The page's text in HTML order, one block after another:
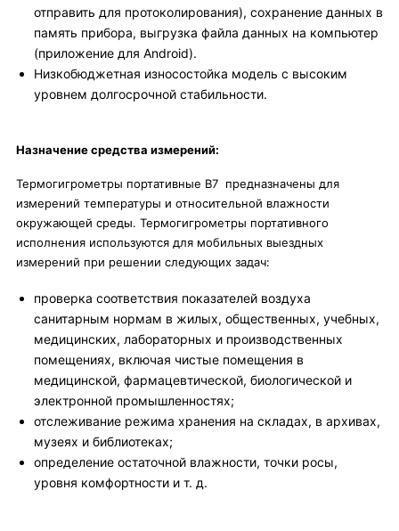
отправить для протоколирования), сохранение данных в
память прибора, выгрузка файла данных на компьютер
(приложение для Android).
Низкобюджетная износостойка модель с высоким
уровнем долгосрочной стабильности.
Назначение средства измерений:
Термогигрометры портативные В7 предназначены для
измерений температуры и относительной влажности
окружающей среды. Термогигрометры портативного
исполнения используются для мобильных выездных
измерений при решении следующих задач:
проверка соответствия показателей воздуха
санитарным нормам в жилых, общественных, учебных,
медицинских, лабораторных и производственных
помещениях, включая чистые помещения в
медицинской, фармацевтической, биологической и
электронной промышленностях;
отслеживание режима хранения на складах, в архивах,
музеях и библиотеках;
определение остаточной влажности, точки росы,
уровня комфортности и т. д.